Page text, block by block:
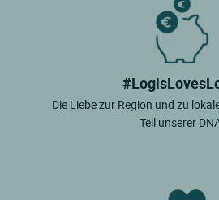
Die Liebe zur Region und zu
Teil unserer